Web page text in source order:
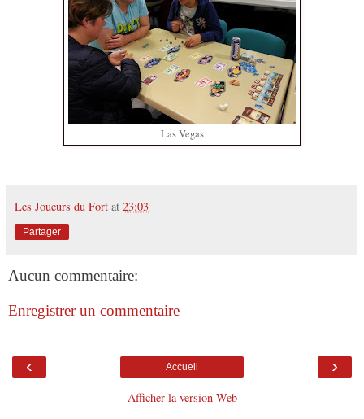
Las Vegas
Les Joueurs du Fort at 23:03
Partager
Aucun commentaire:
Enregistrer un commentaire
‹ ›
Accueil
Afficher la version Web